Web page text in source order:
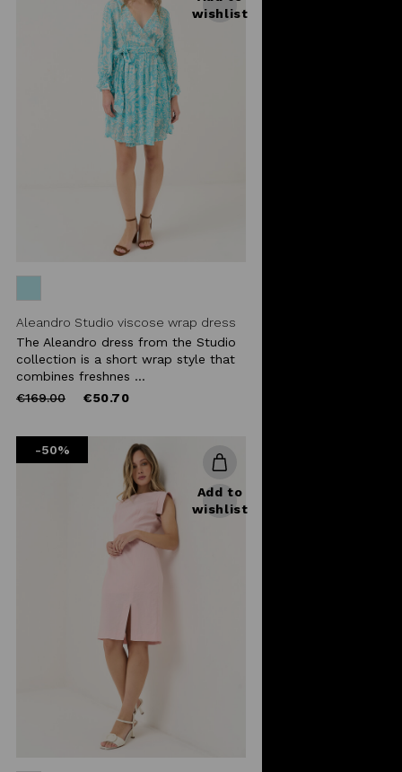
wishlist
Aleandro Studio viscose wrap dress
The Aleandro dress from the Studio
collection is a short wrap style that
combines freshnes ...
Price
€169.00to €50.70
-50%
Add to
wishlist